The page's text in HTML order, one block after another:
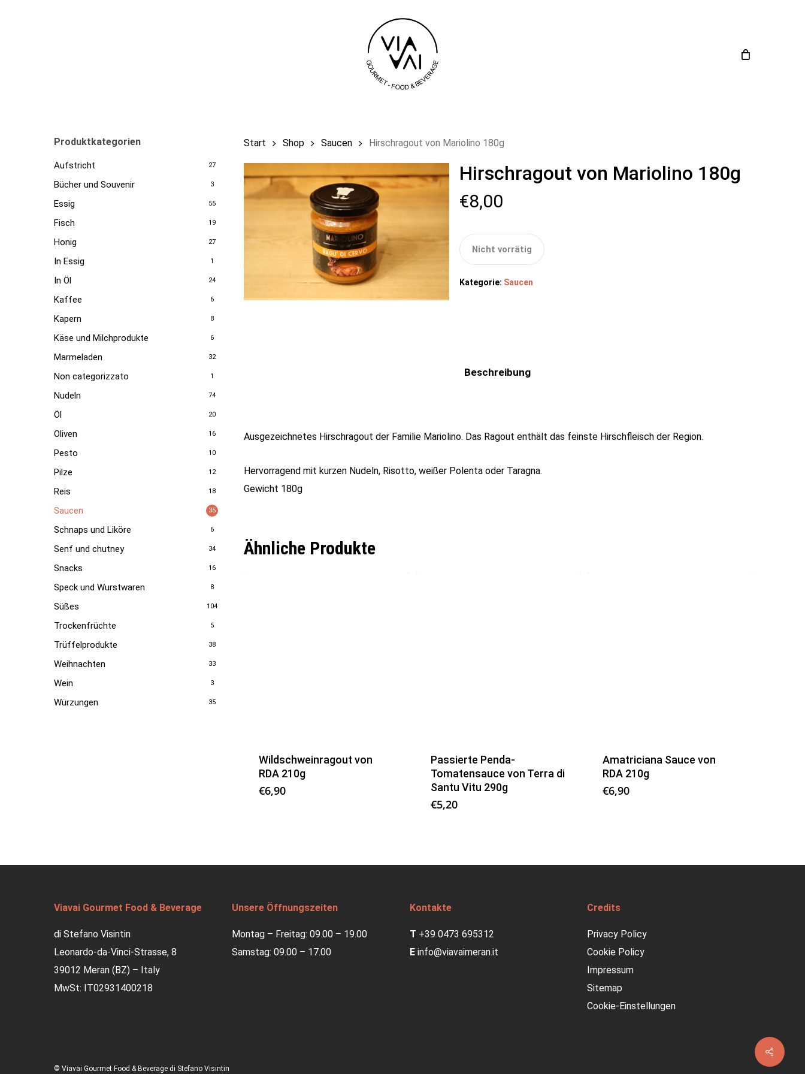
Produktkategorien
Aufstricht 27
Bücher und Souvenir 3
Essig 55
Fisch 19
Honig 27
In Essig 1
In Öl 24
Kaffee 6
Kapern 8
Käse und Milchprodukte 6
Marmeladen 32
Non categorizzato 1
Nudeln 74
Öl 20
Oliven 16
Pesto 10
Pilze 12
Reis 18
Saucen 35
Schnaps und Liköre 6
Senf und chutney 34
Snacks 16
Speck und Wurstwaren 8
Süßes 104
Trockenfrüchte 5
Trüffelprodukte 38
Weihnachten 33
Wein 3
Würzungen 35
Start Shop Saucen Hirschragout von Mariolino 180g
Hirschragout von Mariolino 180g
€8,00
Nicht vorrätig
Kategorie: Saucen
Beschreibung
Ausgezeichnetes Hirschragout der Familie Mariolino. Das Ragout enthält das feinste Hirschfleisch der Region.
Hervorragend mit kurzen Nudeln, Risotto, weißer Polenta oder Taragna.
Gewicht 180g
Ähnliche Produkte
Wildschweinragout von
RDA 210g
€6,90
Passierte Penda-
Tomatensauce von Terra di
Santu Vitu 290g
€5,20
Amatriciana Sauce von
RDA 210g
€6,90
Share
Viavai Gourmet Food & Beverage
di Stefano Visintin
Leonardo-da-Vinci-Strasse, 8
39012 Meran (BZ) – Italy
MwSt: IT02931400218
Unsere Öffnungszeiten
Montag – Freitag: 09.00 – 19.00
Samstag: 09.00 – 17.00
Kontakte
T +39 0473 695312
E info@viavaimeran.it
Credits
Privacy Policy
Cookie Policy
Impressum
Sitemap
Cookie-Einstellungen
© Viavai Gourmet Food & Beverage di Stefano Visintin